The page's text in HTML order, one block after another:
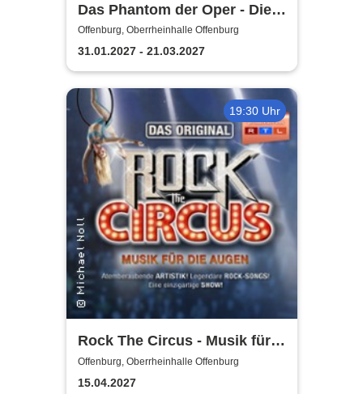
Das Phantom der Oper - Die
Originalproduktion von
Sasson/Sautter
Offenburg, Oberrheinhalle Offenburg
31.01.2027 - 21.03.2027
19:30 Uhr
Rock The Circus - Musik für
die Augen
Offenburg, Oberrheinhalle Offenburg
15.04.2027